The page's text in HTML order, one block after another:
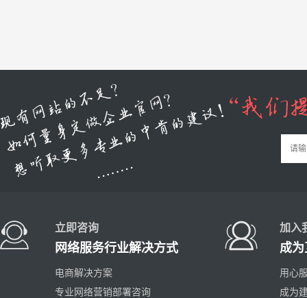
立即咨询
网络服务行业解决方式
电商解决方案
专业网络营销部署咨询
加入
成
用心
成为